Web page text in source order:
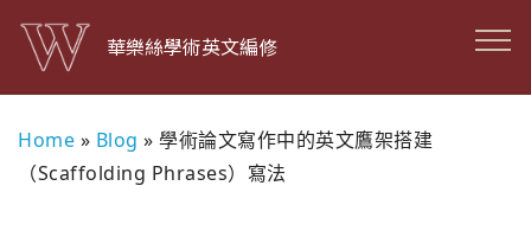
華樂絲學術英文編修
Home » Blog » 學術論文寫作中的英文鷹架搭建
（Scaffolding Phrases）寫法